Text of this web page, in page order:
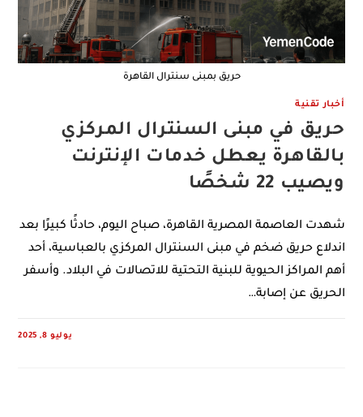
حريق بمبنى سنترال القاهرة
أخبار تقنية
حريق في مبنى السنترال المركزي
بالقاهرة يعطل خدمات الإنترنت
ويصيب 22 شخصًا
شهدت العاصمة المصرية القاهرة، صباح اليوم، حادثًا كبيرًا بعد
اندلاع حريق ضخم في مبنى السنترال المركزي بالعباسية، أحد
أهم المراكز الحيوية للبنية التحتية للاتصالات في البلاد. وأسفر
الحريق عن إصابة…
يوليو 8, 2025